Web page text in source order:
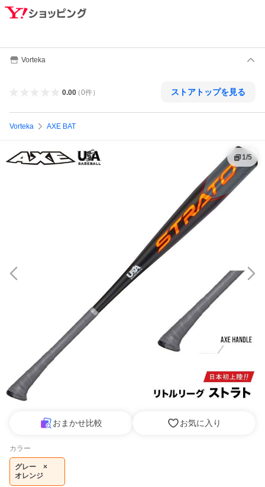
Vorteka
0.00（0件） ストアトップを見る
Vorteka AXE BAT
1/5
おまかせ比較 お気に入り
カラー
グレー　×
オレンジ